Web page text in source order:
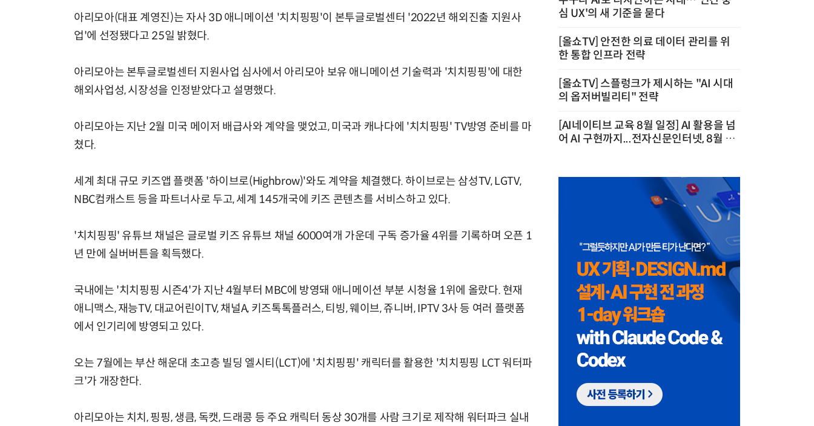
아리모아(대표 계영진)는 자사 3D 애니메이션 '치치핑핑'이 본투글로벌센터 '2022년 해외진출 지원사
업'에 선정됐다고 25일 밝혔다.
아리모아는 본투글로벌센터 지원사업 심사에서 아리모아 보유 애니메이션 기술력과 '치치핑핑'에 대한
해외사업성, 시장성을 인정받았다고 설명했다.
아리모아는 지난 2월 미국 메이저 배급사와 계약을 맺었고, 미국과 캐나다에 '치치핑핑' TV방영 준비를 마
쳤다.
세계 최대 규모 키즈앱 플랫폼 '하이브로(Highbrow)'와도 계약을 체결했다. 하이브로는 삼성TV, LGTV,
NBC컴캐스트 등을 파트너사로 두고, 세계 145개국에 키즈 콘텐츠를 서비스하고 있다.
'치치핑핑' 유튜브 채널은 글로벌 키즈 유튜브 채널 6000여개 가운데 구독 증가율 4위를 기록하며 오픈 1
년 만에 실버버튼을 획득했다.
국내에는 '치치핑핑 시즌4'가 지난 4월부터 MBC에 방영돼 애니메이션 부분 시청율 1위에 올랐다. 현재
애니맥스, 재능TV, 대교어린이TV, 채널A, 키즈톡톡플러스, 티빙, 웨이브, 쥬니버, IPTV 3사 등 여러 플랫폼
에서 인기리에 방영되고 있다.
오는 7월에는 부산 해운대 초고층 빌딩 엘시티(LCT)에 '치치핑핑' 캐릭터를 활용한 '치치핑핑 LCT 워터파
크'가 개장한다.
아리모아는 치치, 핑핑, 생큼, 독캣, 드래콩 등 주요 캐릭터 동상 30개를 사람 크기로 제작해 워터파크 실내
심 UX'의 새 기준을 묻다
[올쇼TV] 안전한 의료 데이터 관리를 위
한 통합 인프라 전략
[올쇼TV] 스플렁크가 제시하는 "AI 시대
의 옵저버빌리티" 전략
[AI네이티브 교육 8월 일정] AI 활용을 넘
어 AI 구현까지...전자신문인터넷, 8월 실